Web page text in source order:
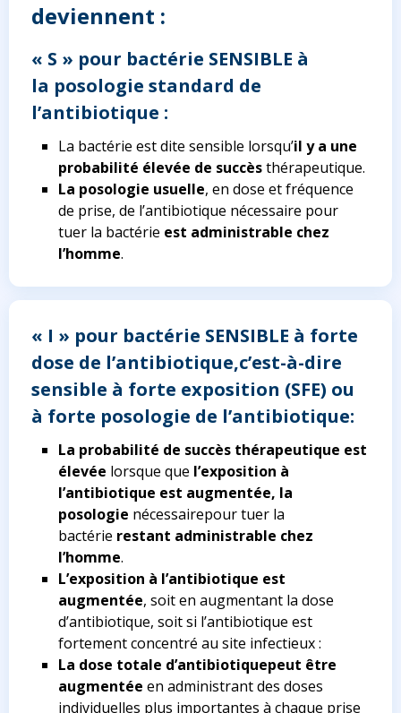
deviennent :
« S » pour bactérie SENSIBLE à
la posologie standard de
l’antibiotique :
La bactérie est dite sensible lorsqu’il y a une
probabilité élevée de succèsthérapeutique.
La posologie usuelle, en dose et fréquence
de prise, de l’antibiotique nécessaire pour
tuer la bactérie est administrable chez
l’homme.
« I » pour bactérie SENSIBLE à forte
dose de l’antibiotique,c’est-à-dire
sensible à forte exposition (SFE) ou
à forte posologie de l’antibiotique:
La probabilité de succès thérapeutique est
élevée lorsque que l’exposition à
l’antibiotique est augmentée, la
posologie nécessairepour tuer la
bactérie restant administrable chez
l’homme.
L’exposition à l’antibiotique est
augmentée, soit en augmentant la dose
d’antibiotique, soit si l’antibiotique est
fortement concentré au site infectieux :
La dose totale d’antibiotiquepeut être
augmentée en administrant des doses
individuelles plus importantes à chaque prise